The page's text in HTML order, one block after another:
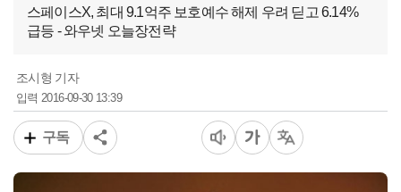
스페이스X, 최대 9.1억주 보호예수 해제 우려 딛고 6.14%
급등 - 와우넷 오늘장전략
조시형 기자
입력2016-09-30 13:39
구독